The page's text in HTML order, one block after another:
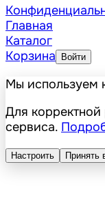
Главная
Каталог
Корзина
Войти
Мы используем
Для
сервиса.
Настроить Принять